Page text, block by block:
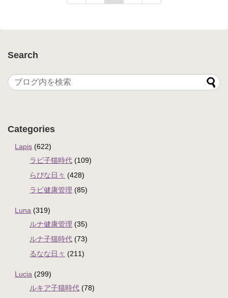
Search
Categories
Lapis (622)
ラピ子猫時代 (109)
らぴな日々 (428)
ラピ健康管理 (85)
Luna (319)
ルナ健康管理 (35)
ルナ子猫時代 (73)
るなな日々 (211)
Lucia (299)
ルキア子猫時代 (78)